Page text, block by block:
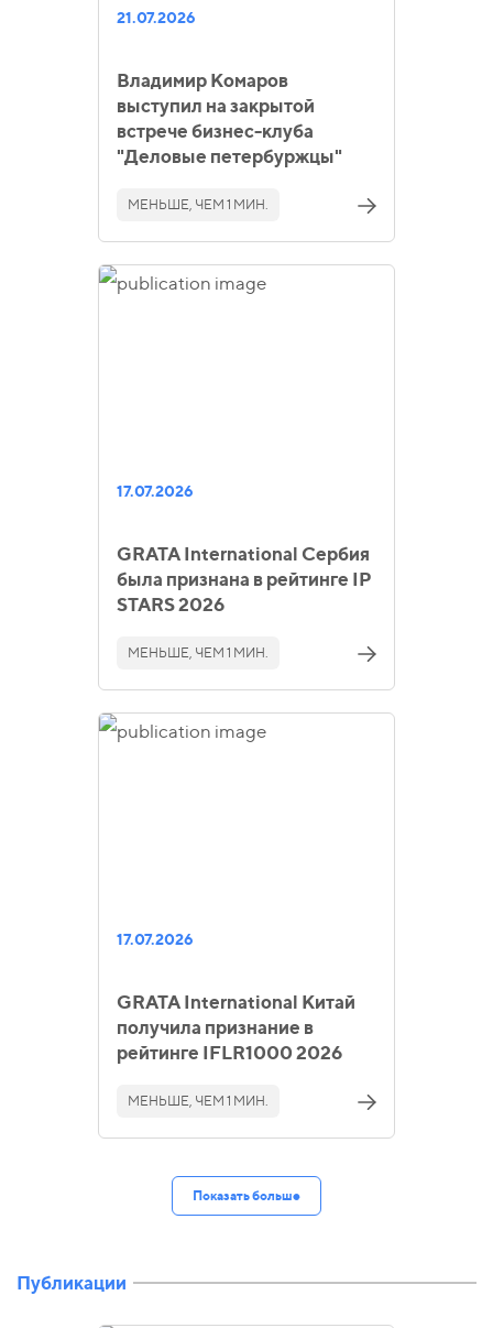
21.07.2026
Владимир Комаров
выступил на закрытой
встрече бизнес-клуба
"Деловые петербуржцы"
МЕНЬШЕ, ЧЕМ 1 МИН.
17.07.2026
GRATA International Сербия
была признана в рейтинге IP
STARS 2026
МЕНЬШЕ, ЧЕМ 1 МИН.
17.07.2026
GRATA International Китай
получила признание в
рейтинге IFLR1000 2026
МЕНЬШЕ, ЧЕМ 1 МИН.
Показать больше
Публикации